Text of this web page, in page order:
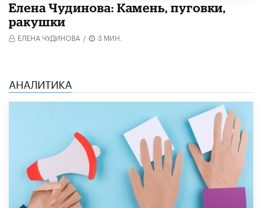
Елена Чудинова: Камень, пуговки,
ракушки
ЕЛЕНА ЧУДИНОВА / 3 МИН.
АНАЛИТИКА